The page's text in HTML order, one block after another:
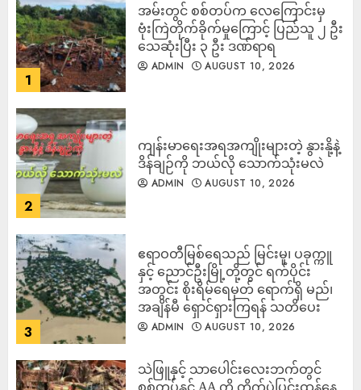
1
‎အမ်းတွင် စစ်တပ်က လေကြောင်းမှ
ဗုံးကြဲတိုက်ခိုက်မှုကြောင့် ပြည်သူ ၂ ဦး
သေဆုံးပြီး ၃ ဦး ဒဏ်ရာရ
ADMIN AUGUST 10, 2026
2
ကျန်းမာရေးအရအကျိုးများတဲ့ နွားနို့နဲ့
ဒိန်ချဉ်ကို ဘယ်လို သောက်သုံးမလဲ
ADMIN AUGUST 10, 2026
3
ဧရာဝတီမြစ်ရေသည် မြင်းမူ၊ ပခုက္ကူ
နှင့် ညောင်ဦးမြို့တို့တွင် ရက်ပိုင်း
အတွင်း စိုးရိမ်ရေမှတ် ရောက်ရှိ မည်၊
အချိန်မီ ရှောင်ရှားကြရန် သတိပေး
ADMIN AUGUST 10, 2026
သဲဖြူနှင့် သာပေါင်းလေးဘက်တွင်